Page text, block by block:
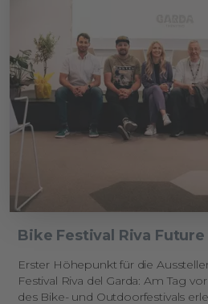
Bike Festival Riva
Erster Höhepunkt für die
Festival Riva del Garda: Am Tag
des Bike- und Outdoorfestivals